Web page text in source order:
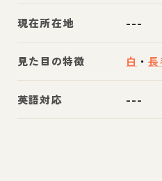
現在所在地 ---
見た目の特徴 白 ・
英語対応 ---